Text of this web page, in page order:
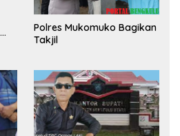
Polres Mukomuko Bagikan
Takjil